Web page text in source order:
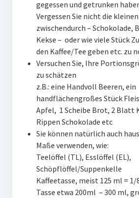
gegessen und getrunken
Vergessen Sie nicht die
zwischendurch – Schokolade,
Kekse – oder wie viele Stück
den Kaffee/Tee geben etc. zu
Versuchen Sie, Ihre
zu schätzen
z.B.: eine Handvoll Beeren, ein
handflächengroßes Stück
Apfel, 1 Scheibe Brot, 2 Blatt
Rippen Schokolade etc
Sie können natürlich auch
Maße verwenden, wie:
Teelöffel (TL), Esslöffel (EL),
Schöpflöffel/Suppenkelle
Kaffeetasse, meist 125 ml =
Tasse etwa 200ml – 300 ml,